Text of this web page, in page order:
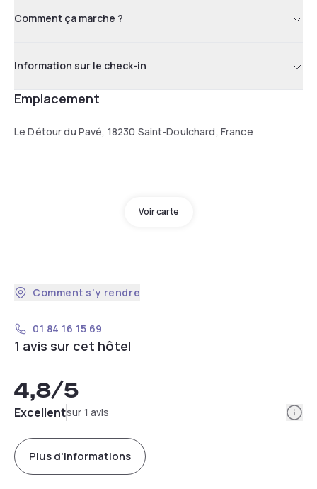
Comment ça marche ?
Information sur le check-in
Emplacement
Le Détour du Pavé, 18230 Saint-Doulchard, France
Voir carte
Comment s'y rendre
01 84 16 15 69
1 avis sur cet hôtel
4,8/5
Excellentsur 1 avis
Plus d'informations